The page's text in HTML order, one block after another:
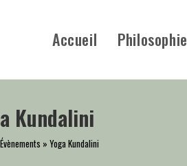
Accueil Philosophie
Kundalini
Évènements » Yoga Kundalini